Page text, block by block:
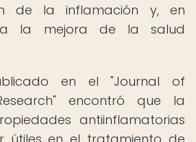
de la inflamación y, en
a la mejora de la salud
en el "Journal of
encontró que la
antiinflamatorias